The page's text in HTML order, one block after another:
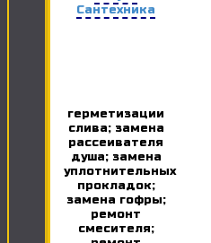
Сантехника
герметизации
слива; замена
рассеивателя
душа; замена
уплотнительных
прокладок;
замена гофры;
ремонт
смесителя;